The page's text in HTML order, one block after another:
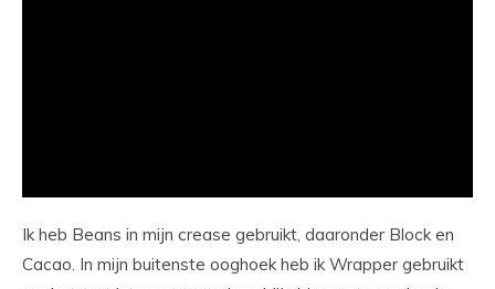
Ik heb Beans in mijn crease gebruikt, daaronder Block en
Cacao. In mijn buitenste ooghoek heb ik Wrapper gebruikt